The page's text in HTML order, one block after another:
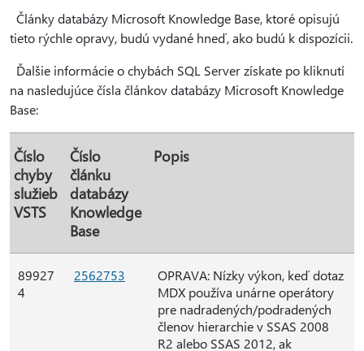
Články databázy Microsoft Knowledge Base, ktoré opisujú
tieto rýchle opravy, budú vydané hneď, ako budú k dispozícii.
Ďalšie informácie o chybách SQL Server získate po kliknutí
na nasledujúce čísla článkov databázy Microsoft Knowledge
Base:
Číslo
chyby
služieb
VSTS
Číslo
článku
databázy
Knowledge
Base
Popis
89927
4
2562753
OPRAVA: Nízky výkon, keď dotaz
MDX používa unárne operátory
pre nadradených/podradených
členov hierarchie v SSAS 2008
R2 alebo SSAS 2012, ak